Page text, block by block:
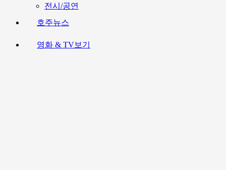
전시/공연
호주뉴스
영화 & TV보기